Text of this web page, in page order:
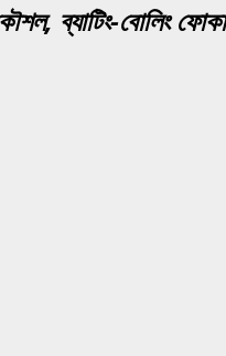
ব্যাটিং-বোলিং